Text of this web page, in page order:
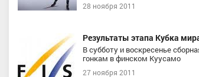
28 ноября 2011
Результаты этапа Кубка
В субботу и воскресенье
гонкам в финском Куусамо
27 ноября 2011